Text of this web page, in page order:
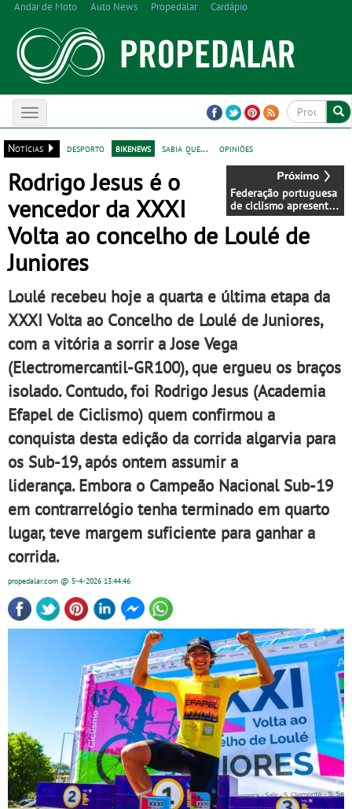
Andar de Moto Auto News Propedalar Cardápio
Toggle
navigation
Notícias
desporto bikenews sabia que... opiniões
Federação portuguesa
de ciclismo apresenta
calendário de Cycling
eEsports para 2026
Rodrigo Jesus é o
vencedor da XXXI
Volta ao concelho de Loulé de
Juniores
Loulé recebeu hoje a quarta e última etapa da
XXXI Volta ao Concelho de Loulé de Juniores,
com a vitória a sorrir a Jose Vega
(Electromercantil-GR100), que ergueu os braços
isolado. Contudo, foi Rodrigo Jesus (Academia
Efapel de Ciclismo) quem confirmou a
conquista desta edição da corrida algarvia para
os Sub-19, após ontem assumir a
liderança. Embora o Campeão Nacional Sub-19
em contrarrelógio tenha terminado em quarto
lugar, teve margem suficiente para ganhar a
corrida.
propedalar.com @ 5-4-2026 13:44:46